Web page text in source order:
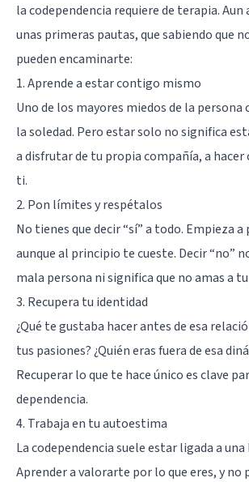
la codependencia requiere de terapia. Aun
unas primeras pautas, que sabiendo que
pueden encaminarte:
1. Aprende a estar contigo mismo
Uno de los mayores miedos de la persona
la soledad. Pero estar solo no significa
a disfrutar de tu propia compañía, a hacer
ti.
2. Pon límites y respétalos
No tienes que decir “sí” a todo. Empieza
aunque al principio te cueste. Decir “no”
mala persona ni significa que no amas a
3. Recupera tu identidad
¿Qué te gustaba hacer antes de esa
tus pasiones? ¿Quién eras fuera de esa
Recuperar lo que te hace único es clave
dependencia.
4. Trabaja en tu autoestima
La codependencia suele estar ligada a
Aprender a valorarte por lo que eres, y no